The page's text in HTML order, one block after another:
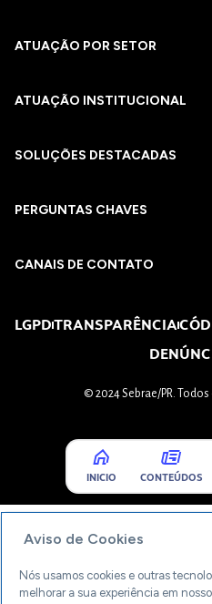
ATUAÇÃO POR SETOR
ATUAÇÃO INSTITUCIONAL
SOLUÇÕES DESTACADAS
PERGUNTAS CHAVES​
CANAIS DE CONTATO
LGPDTRANSPARÊNCIA
© 2024 Sebrae/PR.
INICIO CONTEÚDOS
Aviso de Cookies
Nós usamos cookies e outras
melhorar a sua experiência em